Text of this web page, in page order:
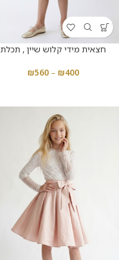
חצאית מידי קלוש שיין , תכלת
₪400
–
₪560